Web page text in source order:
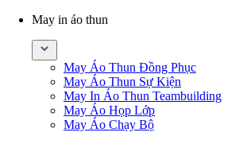
May in áo thun
May Áo Thun Đồng Phục
May Áo Thun Sự Kiện
May In Áo Thun Teambuilding
May Áo Họp Lớp
May Áo Chạy Bộ